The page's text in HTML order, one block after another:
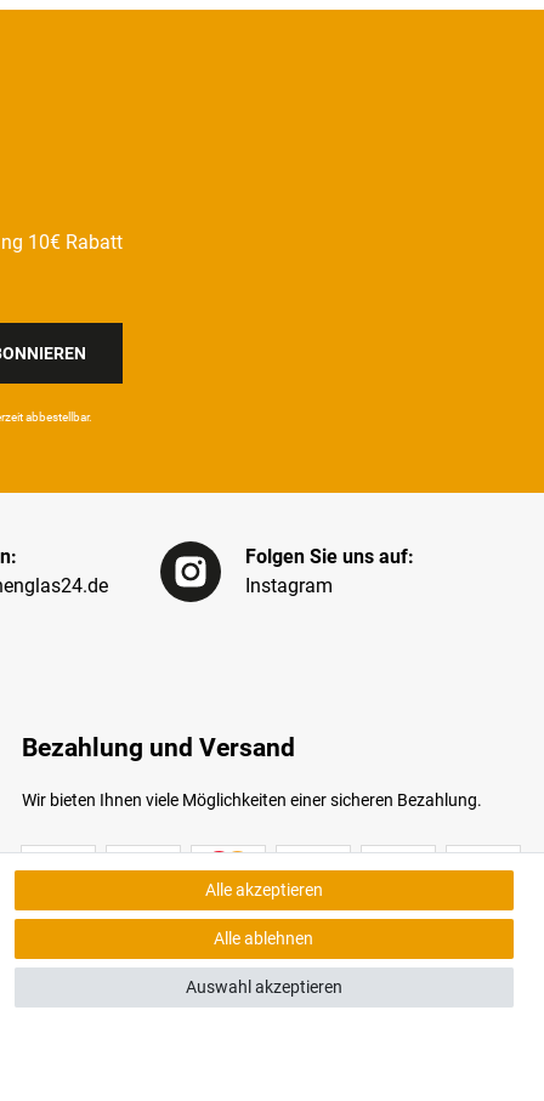
10€ Rabatt
ab­bestel­lbar.
Folgen Sie uns auf:
Instagram
Bezahlung und Versand
Wir bieten Ihnen viele Möglichkeiten einer sicheren Bezahlung.
Alle akzeptieren
Alle ablehnen
Auswahl akzeptieren